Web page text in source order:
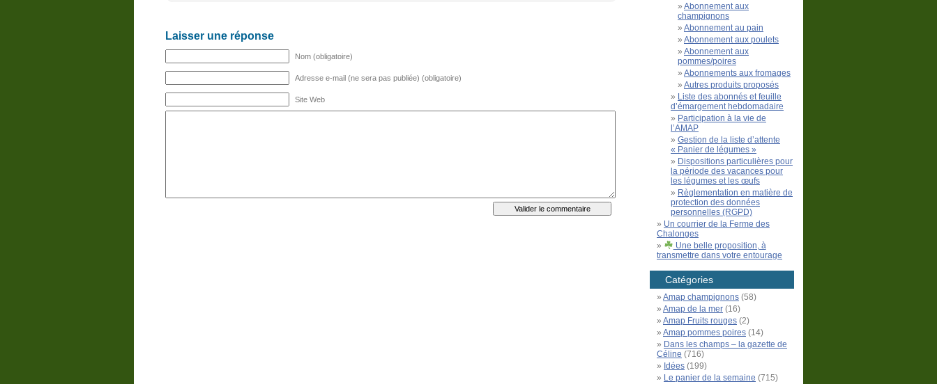
Laisser une réponse
Nom (obligatoire)
Adresse e-mail (ne sera pas publiée) (obligatoire)
Site Web
Abonnement aux
champignons
Abonnement au pain
Abonnement aux poulets
Abonnement aux
pommes/poires
Abonnements aux fromages
Autres produits proposés
Liste des abonnés et feuille
d’émargement hebdomadaire
Participation à la vie de
l’AMAP
Gestion de la liste d’attente
« Panier de légumes »
Dispositions particulières pour
la période des vacances pour
les légumes et les œufs
Règlementation en matière de
protection des données
personnelles (RGPD)
Un courrier de la Ferme des
Chalonges
Une belle proposition, à
transmettre dans votre entourage
Catégories
Amap champignons (58)
Amap de la mer (16)
Amap Fruits rouges (2)
Amap pommes poires (14)
Dans les champs – la gazette de
Céline (716)
Idées (199)
Le panier de la semaine (715)